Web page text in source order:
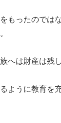
もったのでは
へは財産は残
ように教育を